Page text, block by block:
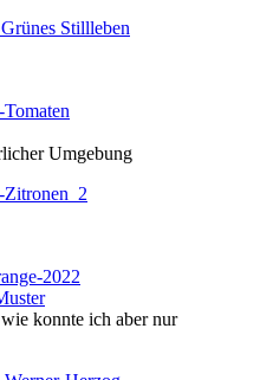
Umgebung
konnte ich aber nur